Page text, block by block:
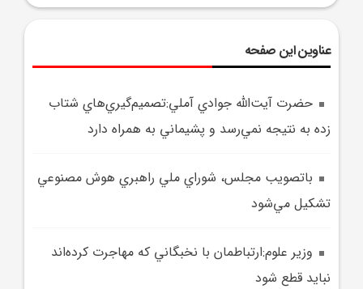
عناوین این صفحه
حضرت آيت‌الله جوادي آملي:تصميم‌گيري‌هاي شتاب
زده به نتيجه نمي‌رسد و پشيماني به همراه دارد
باتصويب مجلس، شوراي ملي راهبري هوش مصنوعي
تشکيل مي‌شود
وزير علوم:ارتباطمان با نخبگاني که مهاجرت کرده‌اند
نبايد قطع شود